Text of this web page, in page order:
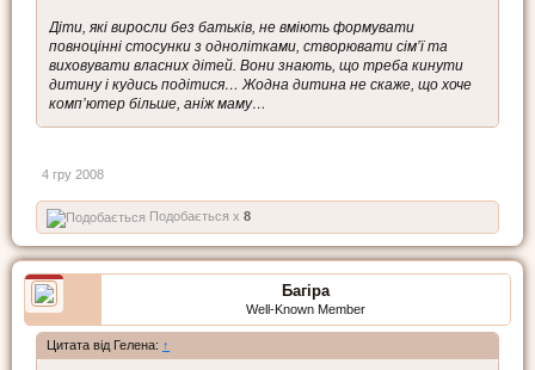
Діти, які виросли без батьків, не вміють формувати
повноцінні стосунки з однолітками, створювати сім’ї та
виховувати власних дітей. Вони знають, що треба кинути
дитину і кудись подітися… Жодна дитина не скаже, що хоче
комп’ютер більше, аніж маму…
4 гру 2008
Подобається x 8
Багіра
Well-Known Member
Цитата від Гелена: ↑